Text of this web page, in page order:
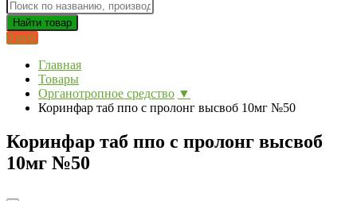
Найти товар
0 руб.
Главная
Товары
Органотропное средство ▼
Коринфар таб ппо с пролонг высвоб 10мг №50
Коринфар таб ппо с пролонг высвоб
10мг №50